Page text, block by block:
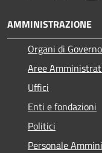
AMMINISTRAZIONE
Organi di Governo
Aree
Uffici
Enti e fondazioni
Politici
Personale